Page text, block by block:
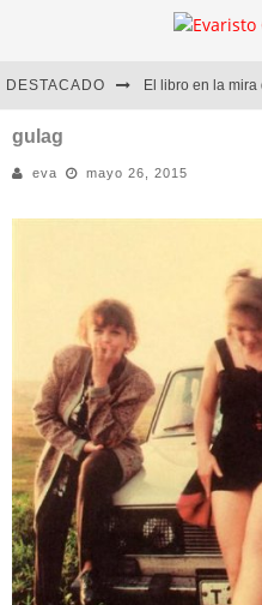
DESTACADO
Diego Meret |
gulag
eva mayo 26, 2015